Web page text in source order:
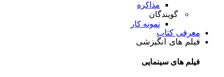
مذاکره
گویندگان
نمونه کار
معرفی کتاب
فیلم های انگیزشی
فیلم های سینمایی